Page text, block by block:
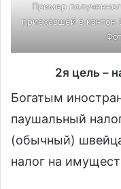
Пример
приехавшей в кантон
2я цель –
Богатым
паушальный
(обычный)
налог на